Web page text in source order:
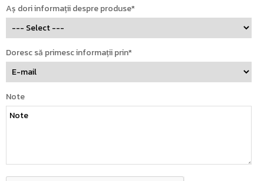
Aș dori informații despre produse*
Doresc să primesc informații prin*
Note